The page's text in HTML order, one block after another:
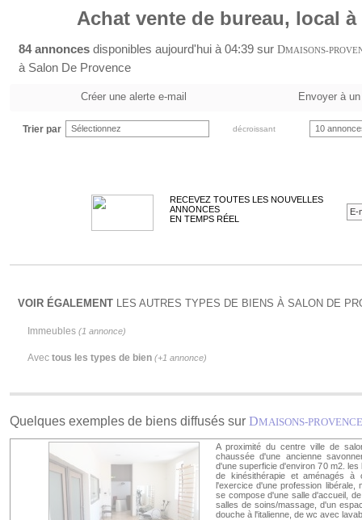
Achat vente de bureau, local
84 annonces disponibles aujourd'hui à 04:39 sur DMAISONS-
à Salon De Provence
Créer une alerte e-mail Envoyer à
Trier par Sélectionnez décroissant 10
RECEVEZ TOUTES LES NOUVELLES
ANNONCES
EN TEMPS RÉEL
VOIR ÉGALEMENT LES AUTRES TYPES DE BIENS À SALON DE
Immeubles (1 annonce)
Avec tous les types de bien (+1 annonce)
Quelques exemples de biens diffusés sur DMAISONS-PROVENCE
A proximité du centre ville de
chaussée d'une ancienne
d'une superficie d'environ 70 m2.
de kinésithérapie et aménagés à
l'exercice d'une profession libérale,
se compose d'une salle d'accueil,
salles de soins/massage, d'un
douche à l'italienne, de wc avec